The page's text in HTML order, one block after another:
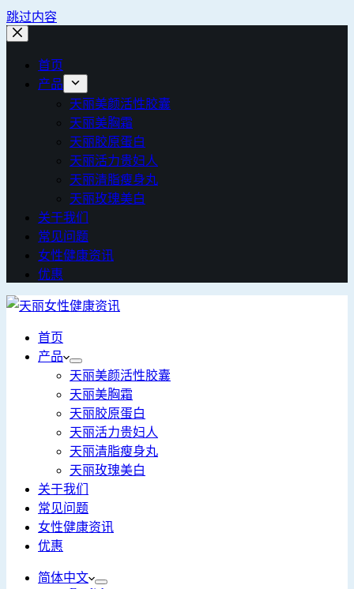
跳过内容
首页
产品
天丽美颜活性胶囊
天丽美胸霜
天丽胶原蛋白
天丽活力贵妇人
天丽清脂瘦身丸
天丽玫瑰美白
关于我们
常见问题
女性健康资讯
优惠
首页
产品
天丽美颜活性胶囊
天丽美胸霜
天丽胶原蛋白
天丽活力贵妇人
天丽清脂瘦身丸
天丽玫瑰美白
关于我们
常见问题
女性健康资讯
优惠
简体中文